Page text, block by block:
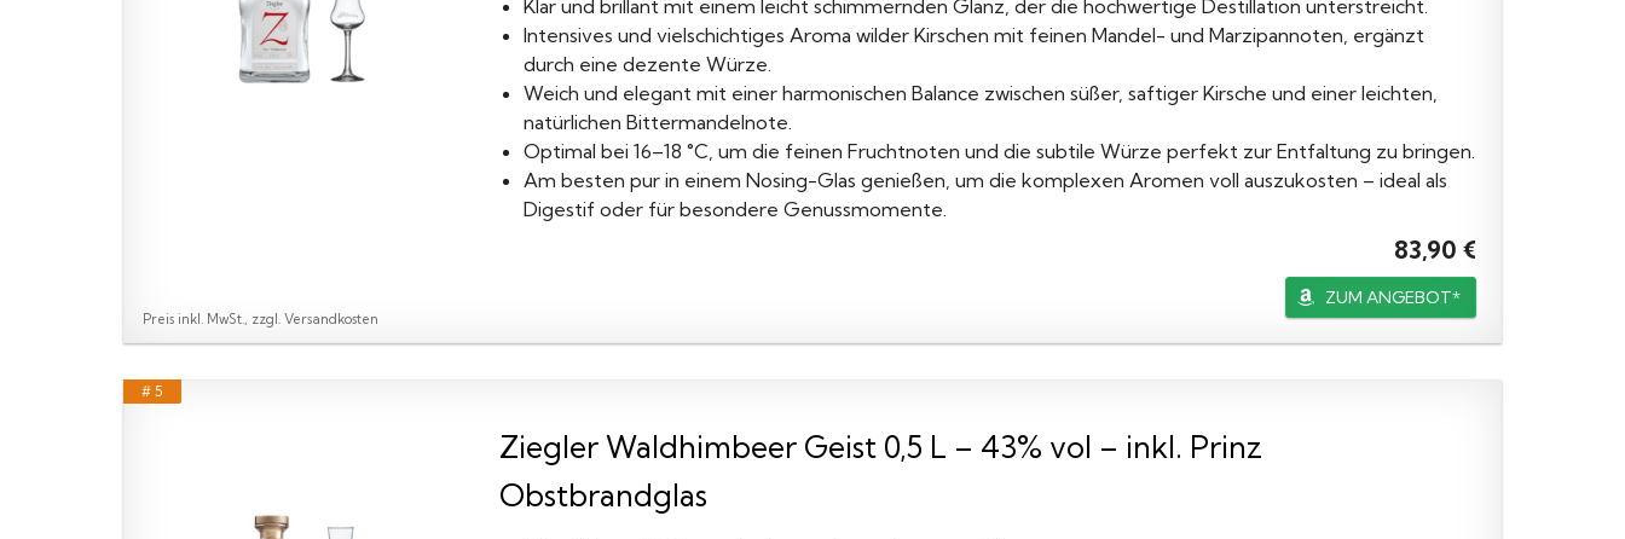
Klar und brillant mit einem leicht schimmernden Glanz, der die hochwertige Destillation unterstreicht.
Intensives und vielschichtiges Aroma wilder Kirschen mit feinen Mandel- und Marzipannoten, ergänzt
durch eine dezente Würze.
Weich und elegant mit einer harmonischen Balance zwischen süßer, saftiger Kirsche und einer leichten,
natürlichen Bittermandelnote.
Optimal bei 16–18 °C, um die feinen Fruchtnoten und die subtile Würze perfekt zur Entfaltung zu bringen.
Am besten pur in einem Nosing-Glas genießen, um die komplexen Aromen voll auszukosten – ideal als
Digestif oder für besondere Genussmomente.
83,90 €
ZUM ANGEBOT*
Preis inkl. MwSt., zzgl. Versandkosten
# 5
Ziegler Waldhimbeer Geist 0,5 L – 43% vol – inkl. Prinz
Obstbrandglas